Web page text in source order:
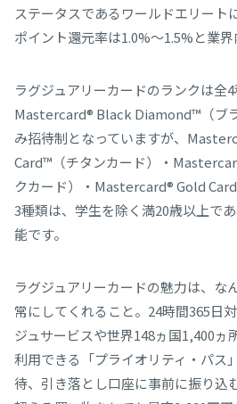
ステータスであるワールドエリート
ポイント還元率は1.0%～1.5%と業界
ラグジュアリーカードのランクは全
Mastercard® Black Diamond™（ブ
み招待制となっていますが、
Card™（チタンカード）・
クカード）・ Mastercard® Gold
3種類は、学生を除く満20歳以上で
能です。
ラグジュアリーカードの魅力は、な
常にしてくれること。24時間365日
ジュサービスや世界148ヵ国1,400ヵ
利用できる「プライオリティ・パス
待、引き落とし口座に事前に振り込